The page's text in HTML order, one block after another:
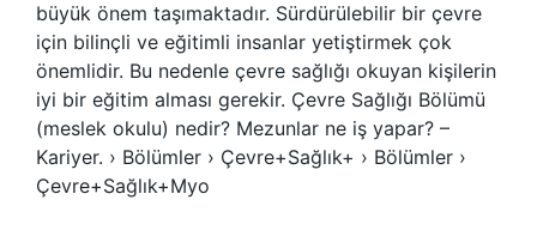
büyük önem taşımaktadır. Sürdürülebilir bir çevre
için bilinçli ve eğitimli insanlar yetiştirmek çok
önemlidir. Bu nedenle çevre sağlığı okuyan kişilerin
iyi bir eğitim alması gerekir. Çevre Sağlığı Bölümü
(meslek okulu) nedir? Mezunlar ne iş yapar? –
Kariyer. › Bölümler › Çevre+Sağlık+ › Bölümler ›
Çevre+Sağlık+Myo